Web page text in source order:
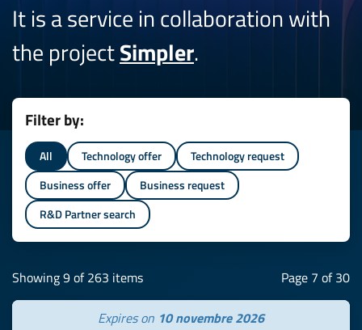
It is a service in collaboration with
the projectSimpler.
Filter by:
All Technology offer
Technology request
Business offer
Business request
R&D Partner search
Showing 9 of 263 items Page 7 of 30
Expires on 10 novembre 2026